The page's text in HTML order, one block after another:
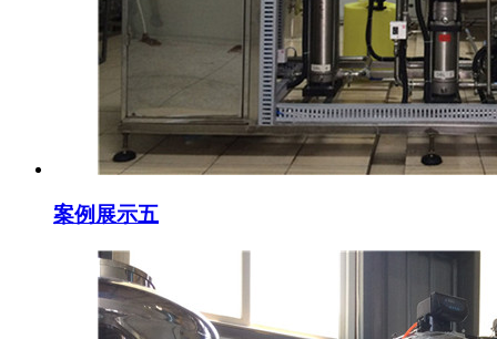
案例展示五